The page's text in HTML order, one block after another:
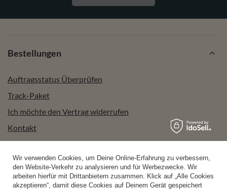
Bestellungen
Auftragsstatus Überprüfen
Track-Paket
Ich möchte den Vertrag widerrufen
Kontakt
Konto
Wir verwenden Cookies, um Deine Online-Erfahrung zu verbessern,
den Website-Verkehr zu analysieren und für Werbezwecke. Wir
arbeiten hierfür mit Drittanbietern zusammen. Klick auf „Alle Cookies
akzeptieren“, damit diese Cookies auf Deinem Gerät gespeichert